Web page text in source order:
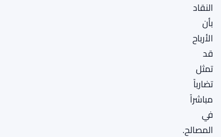
النقاد
بأن
الأرباح
قد
تمثل
تضارباً
مباشراً
في
المصالح.